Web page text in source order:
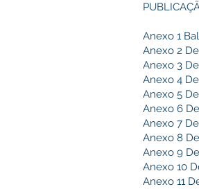
Anexo 1
Anexo 2
Anexo 3
Anexo 4
Anexo 5
Anexo 6
Anexo 7
Anexo 8
Anexo 9
Anexo 10
Anexo 11